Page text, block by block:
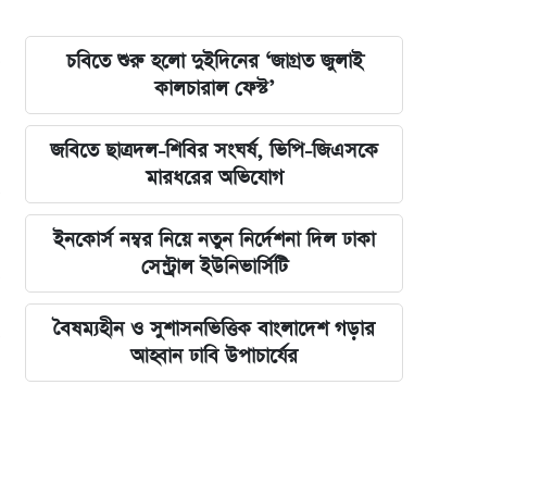
চবিতে শুরু হলো দুইদিনের ‘জাগ্রত জুলাই
কালচারাল ফেস্ট’
জবিতে ছাত্রদল-শিবির সংঘর্ষ, ভিপি-জিএসকে
মারধরের অভিযোগ
ইনকোর্স নম্বর নিয়ে নতুন নির্দেশনা দিল ঢাকা
সেন্ট্রাল ইউনিভার্সিটি
বৈষম্যহীন ও সুশাসনভিত্তিক বাংলাদেশ গড়ার
আহ্বান ঢাবি উপাচার্যের